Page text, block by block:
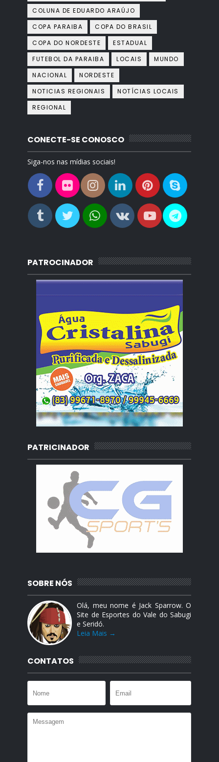
COLUNA DE EDUARDO ARAÚJO
COPA PARAIBA
COPA DO BRASIL
COPA DO NORDESTE
ESTADUAL
FUTEBOL DA PARAIBA
LOCAIS
MUNDO
NACIONAL
NORDESTE
NOTICIAS REGIONAIS
NOTÍCIAS LOCAIS
REGIONAL
CONECTE-SE CONOSCO
Siga-nos nas mídias sociais!
PATROCINADOR
PATRICINADOR
SOBRE NÓS
Olá, meu nome é Jack Sparrow. O
Site de Esportes do Vale do Sabugi
e Seridó.
Leia Mais →
CONTATOS